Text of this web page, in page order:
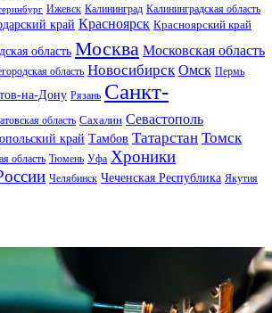
Ижевск Калининград Калининградская область
край Красноярск Красноярский край
область Москва Московская область
область Новосибирск Омск Пермь
на-Дону Рязань Санкт-
область Сахалин Севастополь
край Тамбов Татарстан Томск
область Тюмень Уфа Хроники
Челябинск Чеченская Республика Якутия